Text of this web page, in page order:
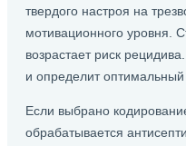
твердого настроя на
мотивационного уровня.
возрастает риск
и определит
Если выбрано
обрабатывается